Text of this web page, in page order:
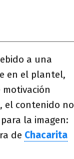
a una
en el plantel,
el contenido no
la imagen:
de Chacarita